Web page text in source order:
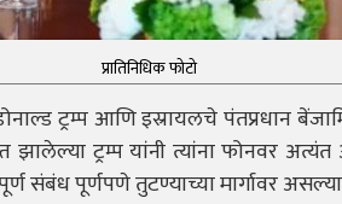
प्रातिनिधिक फोटो
ट्रम्प आणि इस्रायलचे पंतप्रधान
ट्रम्प यांनी त्यांना फोनवर अत्यंत
संबंध पूर्णपणे तुटण्याच्या मार्गावर